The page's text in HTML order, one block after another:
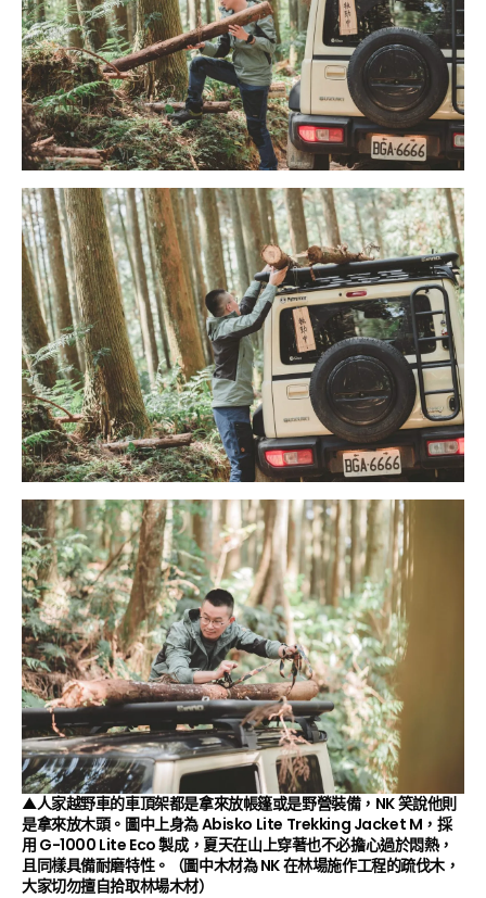
▲人家越野車的車頂架都是拿來放帳篷或是野營裝備，NK 笑說他則
是拿來放木頭。圖中上身為 Abisko Lite Trekking Jacket M，採
用 G-1000 Lite Eco 製成，夏天在山上穿著也不必擔心過於悶熱，
且同樣具備耐磨特性。（圖中木材為 NK 在林場施作工程的疏伐木，
大家切勿擅自拾取林場木材）